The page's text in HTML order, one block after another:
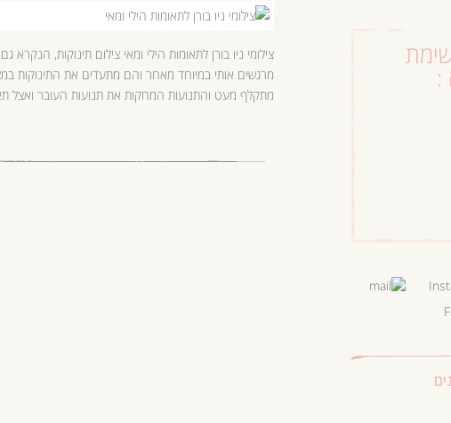
צילומי ניו בורן לתאומות הילי ומאי צילום תינוקות, הנקרא
מרגשים אותי במיוחד מאחר והם מתעדים את התינוקות
מתקלף מעט והתנועות המחקות את תנועות העובר ואצל
: